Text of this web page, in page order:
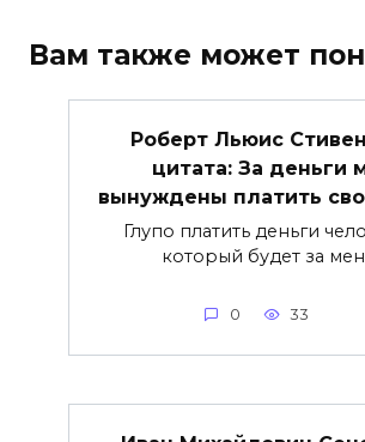
Вам также может
Роберт Льюис
цитата: За деньги
вынуждены платить
Глупо платить деньги
который будет за
0 33